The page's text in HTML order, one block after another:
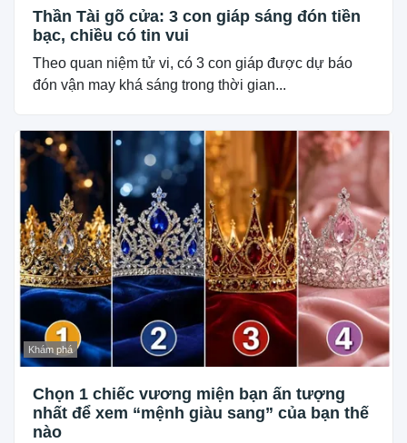
Thần Tài gõ cửa: 3 con giáp sáng đón tiền
bạc, chiều có tin vui
Theo quan niệm tử vi, có 3 con giáp được dự báo
đón vận may khá sáng trong thời gian...
Khám phá
Chọn 1 chiếc vương miện bạn ấn tượng
nhất để xem “mệnh giàu sang” của bạn thế
nào